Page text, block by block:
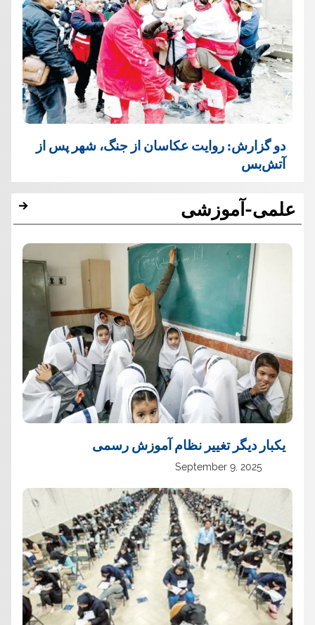
دو گزارش: روایت عکاسان از جنگ، شهر پس از
آتش‌بس
علمی-آموزشی
یک‏بار دیگر تغییر نظام آموزش رسمی
September 9, 2025